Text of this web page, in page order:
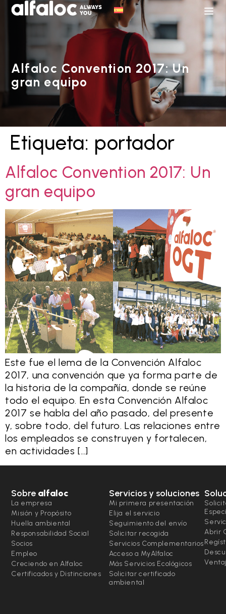
Alfaloc Convention 2017: Un
gran equipo
Etiqueta: portador
Alfaloc Convention 2017: Un
gran equipo
Este fue el lema de la Convención Alfaloc
2017, una convención que ya forma parte de
la historia de la compañía, donde se reúne
todo el equipo. En esta Convención Alfaloc
2017 se habla del año pasado, del presente
y, sobre todo, del futuro. Las relaciones entre
los empleados se construyen y fortalecen,
en actividades […]
Sobre alfaloc
La empresa
Misión y Propósito
Huella ambiental
Responsabilidad Social
Socios
Empleo
Creciendo en Alfaloc
Certificados y Distinciones
Servicios y soluciones
Mi primera presentación
Elija el servicio
Seguimiento del envío
Solicitar recogida
Servicios Complementarios
Acceso a MyAlfaloc
Más Servicios Ecológicos
Solicitar certificado
ambiental
Abrir